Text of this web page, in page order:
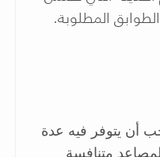
المطلوبة.
أن يتوفر فيه عدة
متنافسة